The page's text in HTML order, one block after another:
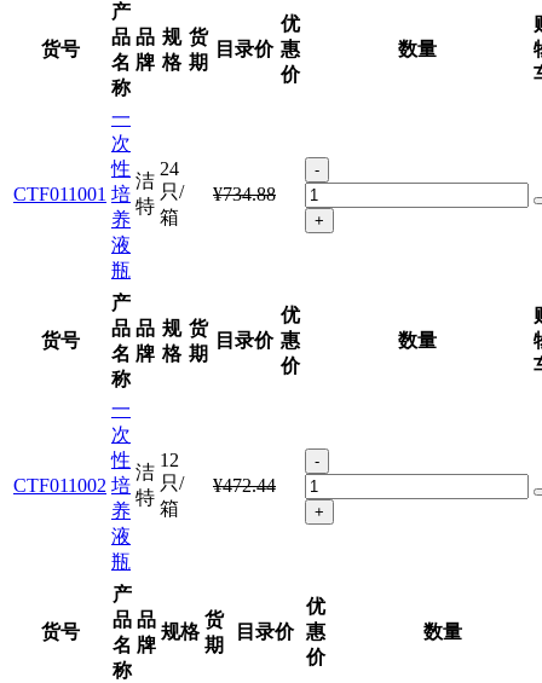
货号
产
品
名
称
品
牌
规
格
货
期
目录价
优
惠
价
数量
CTF011001
一
次
性
培
养
液
瓶
洁
特
24
只/
箱
¥734.88
-
+
货号
产
品
名
称
品
牌
规
格
货
期
目录价
优
惠
价
数量
CTF011002
一
次
性
培
养
液
瓶
洁
特
12
只/
箱
¥472.44
-
+
货号
产
品
名
称
品
牌
规格
货
期
目录价
优
惠
价
数量